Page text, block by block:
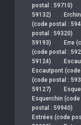
postal : 59710)
59132)
,
(code postal :
postal : 59320)
59193)
, Erre
(code postal :
59124)
,
Escautpont
(code postal :
59127)
,
Esquerchin
postal : 59940)
Estrées (code